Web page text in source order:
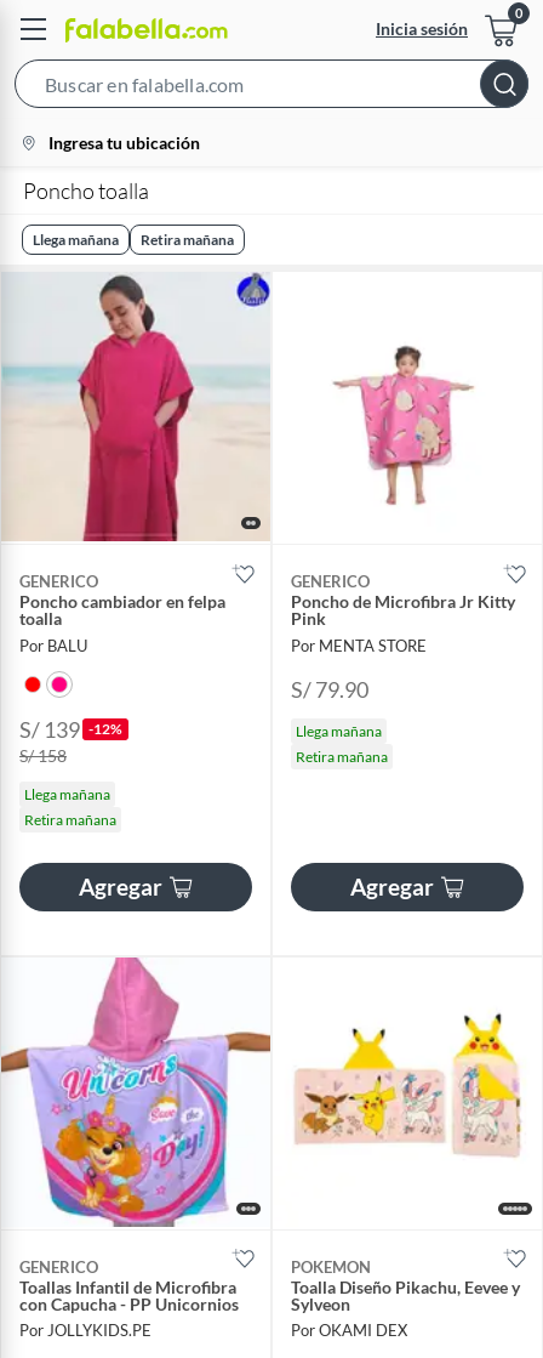
Inicia sesión
Bar
location-
icon
Ingresa tu ubicación
Poncho toalla
Llega mañana Retira mañana
GENERICO
Poncho cambiador en felpa
toalla
Por BALU
S/ 139 -12%
S/ 158
Llega mañana
Retira mañana
Agregar
GENERICO
Poncho de Microfibra Jr Kitty
Pink
Por MENTA STORE
S/ 79.90
Llega mañana
Retira mañana
Agregar
GENERICO
Toallas Infantil de Microfibra
con Capucha - PP Unicornios
Por JOLLYKIDS.PE
POKEMON
Toalla Diseño Pikachu, Eevee y
Sylveon
Por OKAMI DEX